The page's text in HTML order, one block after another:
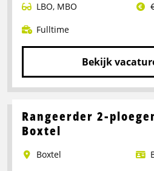
LBO, MBO
Fulltime
Bekijk
Lees
over
Portaalwagen
Rangeerder 2-
Boxtel
Boxtel